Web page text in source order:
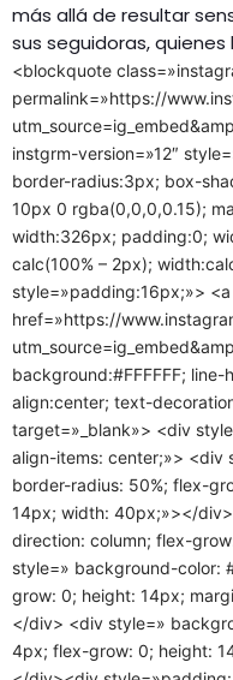
más allá de resultar
sus seguidoras,
<blockquote
permalink=»https://
instgrm-version=»12″
border-radius:3px; box-
10px 0 rgba(0,0,0,0.15);
width:326px; padding:0;
calc(100% – 2px);
style=»padding:16px;»> <a
href=»https://
background:#FFFFFF;
align:center; text-
target=»_blank»> <div
align-items: center;»> <div
border-radius: 50%; flex-
14px; width: 40px;»></
direction: column; flex-
style=» background-color:
grow: 0; height: 14px;
</div> <div style=»
4px; flex-grow: 0; height: